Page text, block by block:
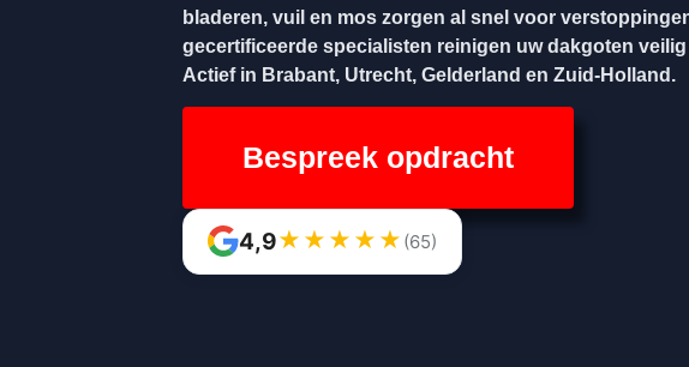
bladeren, vuil en mos zorgen al snel voor
gecertificeerde specialisten reinigen uw dakgoten
Actief in Brabant, Utrecht, Gelderland en Zuid-Holland.
Bespreek opdracht
4,9★ ★ ★ ★ ★ (65)